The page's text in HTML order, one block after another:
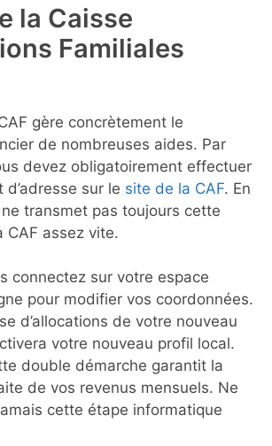
la Caisse
Familiales
gère concrètement le
de nombreuses aides. Par
devez obligatoirement effectuer
sur le site de la CAF. En
transmet pas toujours cette
CAF assez vite.
connectez sur votre espace
pour modifier vos coordonnées.
d’allocations de votre nouveau
votre nouveau profil local.
double démarche garantit la
de vos revenus mensuels. Ne
cette étape informatique